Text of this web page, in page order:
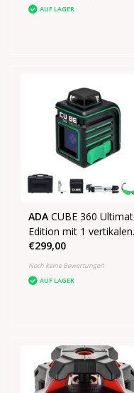
AUF LAGER
ADA CUBE 360
Edition mit 1 vertikalen
Linie 1 horizontalen
Linie von 360°
€299,00
Noch keine Bewertungen
AUF LAGER